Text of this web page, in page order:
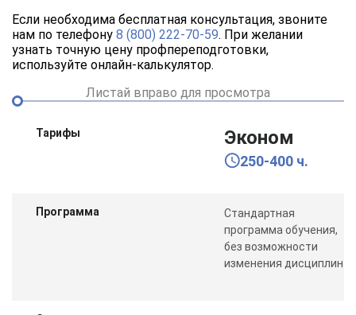
Если необходима бесплатная консультация, звоните
нам по телефону 8 (800) 222-70-59. При желании
узнать точную цену профпереподготовки,
используйте онлайн-калькулятор.
Листай вправо для просмотра
Тарифы Эконом
250-400 ч.
Программа
Стандартная
программа обучения,
без возможности
изменения дисциплин